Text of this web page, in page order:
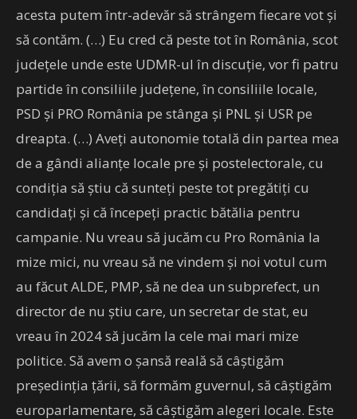
acesta putem într-adevăr să strângem fiecare vot şi
să contăm. (…) Eu cred că peste tot în România, scot
judeţele unde este UDMR-ul în discuţie, vor fi patru
partide în consiliile judeţene, în consiliile locale,
PSD şi PRO România pe stânga şi PNL şi USR pe
dreapta. (…) Aveţi autonomie totală din partea mea
de a gândi alianţe locale pre şi postelectorale, cu
condiţia să ştiu că sunteţi peste tot pregătiţi cu
candidaţi şi că începeţi practic bătălia pentru
campanie. Nu vreau să jucăm cu Pro România la
mize mici, nu vreau să ne vindem şi noi votul cum
au făcut ALDE, PMP, să ne dea un subprefect, un
director de nu ştiu care, un secretar de stat, eu
vreau în 2024 să jucăm la cele mai mari mize
politice. Să avem o şansă reală să câştigăm
preşedinţia ţării, să formăm guvernul, să câştigăm
europarlamentare, să câştigăm alegeri locale. Este